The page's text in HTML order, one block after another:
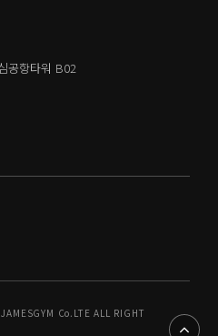
공항타워 B02
Co.LTE ALL RIGHT